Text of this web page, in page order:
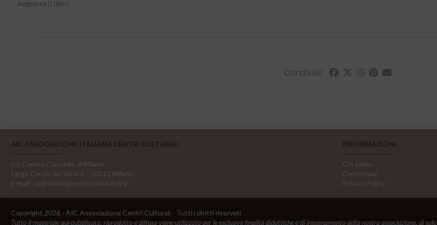
Acquista il libro
Condividi:
AIC ASSOCIAZIONE ITALIANA CENTRI CULTURALI
c/o Centro Culturale di Milano
Largo Corsia dei Servi 4, - 20122 Milano
E-mail: segreteria@centriculturali.org
INFORMAZIONI
Chi siamo
Contattaci
Privacy Policy
Copyright 2026 - AIC Associazione Centri Culturali - Tutti i diritti riservati
Tutto il materiale qui pubblicato, riprodotto e diffuso viene utilizzato per le esclusive finalità didattiche e di insegnamento della nostra associazione, al solo